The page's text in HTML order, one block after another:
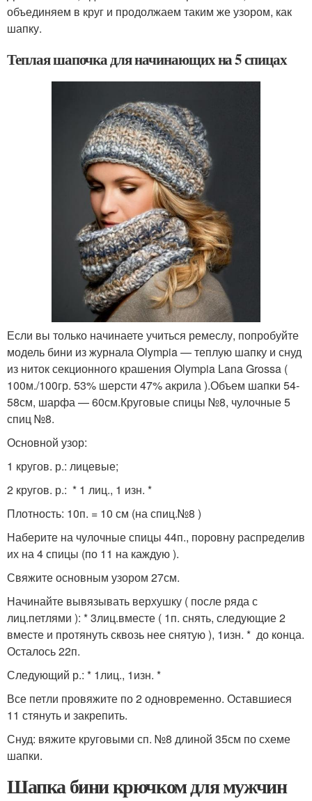
объединяем в круг и продолжаем таким же узором, как
шапку.
Теплая шапочка для начинающих на 5 спицах
Если вы только начинаете учиться ремеслу, попробуйте
модель бини из журнала Olympia — теплую шапку и снуд
из ниток секционного крашения Olympia Lana Grossa (
100м./100гр. 53% шерсти 47% акрила ).Объем шапки 54-
58см, шарфа — 60см.Круговые спицы №8, чулочные 5
спиц №8.
Основной узор:
1 кругов. р.: лицевые;
2 кругов. р.: * 1 лиц., 1 изн. *
Плотность: 10п. = 10 см (на спиц.№8 )
Наберите на чулочные спицы 44п., поровну распределив
их на 4 спицы (по 11 на каждую ).
Свяжите основным узором 27см.
Начинайте вывязывать верхушку ( после ряда с
лиц.петлями ): * 3лиц.вместе ( 1п. снять, следующие 2
вместе и протянуть сквозь нее снятую ), 1изн. * до конца.
Осталось 22п.
Следующий р.: * 1лиц., 1изн. *
Все петли провяжите по 2 одновременно. Оставшиеся
11 стянуть и закрепить.
Снуд: вяжите круговыми сп. №8 длиной 35см по схеме
шапки.
Шапка бини крючком для мужчин